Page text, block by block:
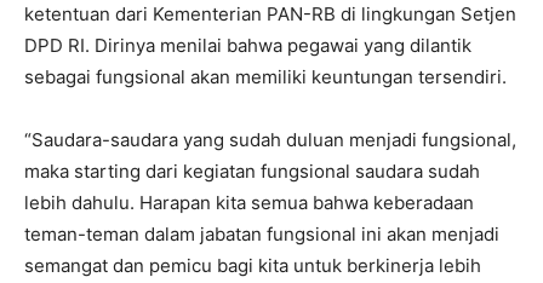
ketentuan dari Kementerian PAN-RB di lingkungan Setjen
DPD RI. Dirinya menilai bahwa pegawai yang dilantik
sebagai fungsional akan memiliki keuntungan tersendiri.
“Saudara-saudara yang sudah duluan menjadi fungsional,
maka starting dari kegiatan fungsional saudara sudah
lebih dahulu. Harapan kita semua bahwa keberadaan
teman-teman dalam jabatan fungsional ini akan menjadi
semangat dan pemicu bagi kita untuk berkinerja lebih